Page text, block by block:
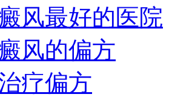
风最好的医院
风的偏方
疗偏方